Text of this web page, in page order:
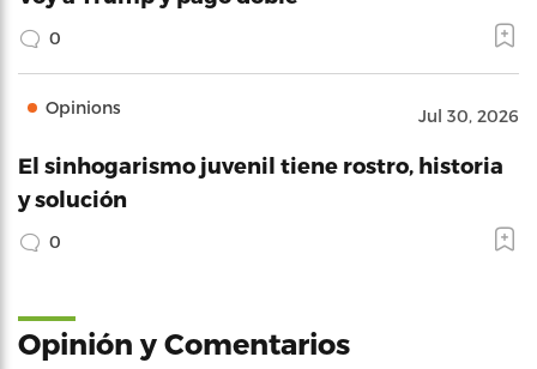
0
Opinions Jul 30, 2026
El sinhogarismo juvenil tiene rostro, historia
y solución
0
Opinión y Comentarios